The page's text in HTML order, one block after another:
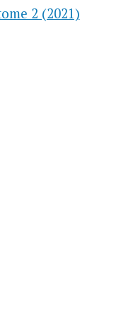
2 (2021)